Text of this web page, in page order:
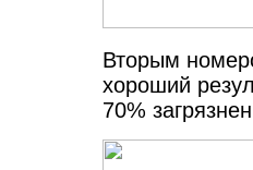
Вторым
хороший
70%